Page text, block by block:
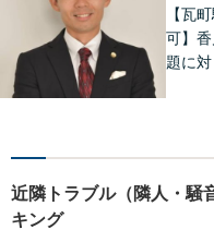
【瓦
可】
題に
い。
う全
す。
近隣トラブル（隣人・騒
キング